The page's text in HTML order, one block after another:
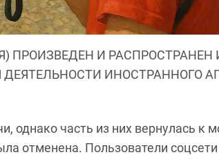
ПРОИЗВЕДЕН И
ИНОСТРАННОГО
однако часть из них вернулась к
отменена. Пользователи